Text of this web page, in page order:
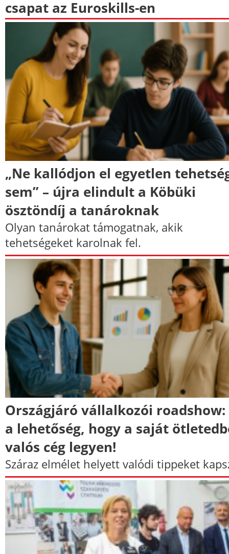
csapat az Euroskills-en
„Ne kallódjon el egyetlen
sem” – újra elindult a Köbüki
ösztöndíj a tanároknak
Olyan tanárokat támogatnak, akik
tehetségeket karolnak fel.
Országjáró vállalkozói
a lehetőség, hogy a saját
valós cég legyen!
Száraz elmélet helyett valódi tippeket